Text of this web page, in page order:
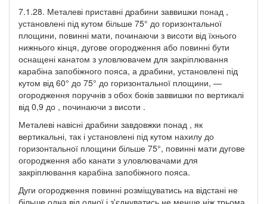
7.1.28. Металеві приставні драбини заввишки понад ,
установлені під кутом більше 75° до горизонтальної
площини, повинні мати, починаючи з висоти від їхнього
нижнього кінця, дугове огородження або повинні бути
оснащені канатом з уловлювачем для закріплювання
карабіна запобіжного пояса, а драбини, установлені під
кутом від 60° до 75° до горизонтальної площини, —
огородження поручнів з обох боків заввишки по вертикалі
від 0,9 до , починаючи з висоти .
Металеві навісні драбини завдовжки понад , як
вертикальні, так і установлені під кутом нахилу до
горизонтальної площини більше 75°, повинні мати дугове
огородження або канати з уловлювачами для
закріплювання карабіна запобіжного пояса.
Дуги огородження повинні розміщуватись на відстані не
більше одна від одної і з'єднуватись не менше ніж трьома